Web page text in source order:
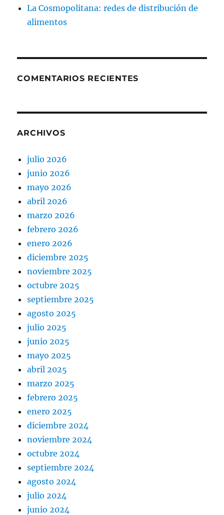
La Cosmopolitana: redes de distribución de
alimentos
COMENTARIOS RECIENTES
ARCHIVOS
julio 2026
junio 2026
mayo 2026
abril 2026
marzo 2026
febrero 2026
enero 2026
diciembre 2025
noviembre 2025
octubre 2025
septiembre 2025
agosto 2025
julio 2025
junio 2025
mayo 2025
abril 2025
marzo 2025
febrero 2025
enero 2025
diciembre 2024
noviembre 2024
octubre 2024
septiembre 2024
agosto 2024
julio 2024
junio 2024